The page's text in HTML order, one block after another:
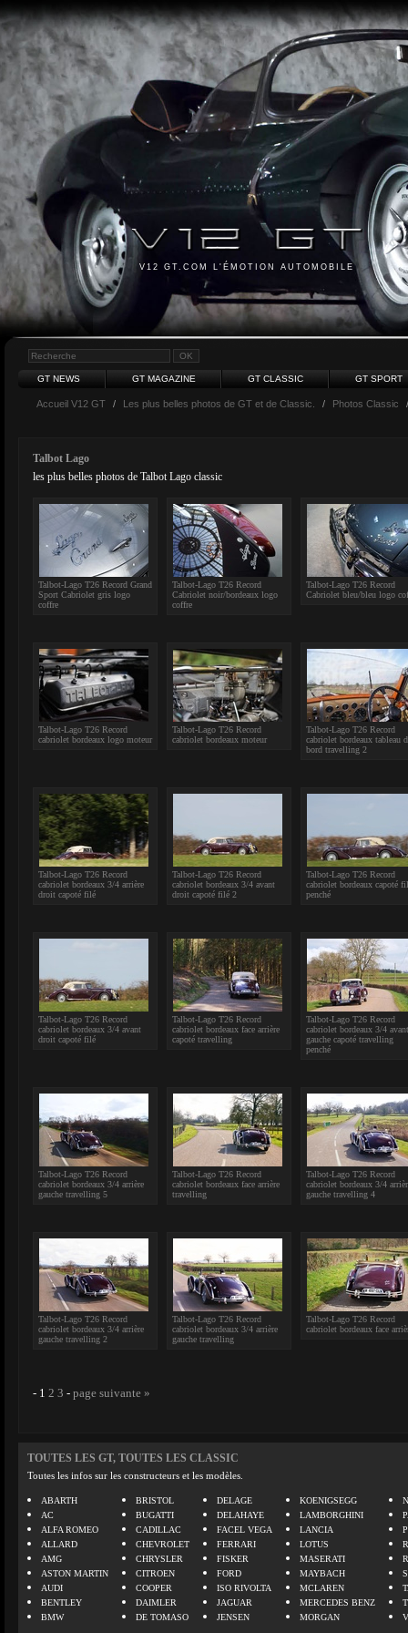
V12 GT.COM L'ÉMOTION AUTOMOBILE
GT NEWS GT MAGAZINE GT CLASSIC GT SPORT
Accueil V12 GT / Les plus belles photos de GT et de Classic. / Photos Classic
Talbot Lago
les plus belles photos de Talbot Lago classic
Talbot-Lago T26 Record Grand
Sport Cabriolet gris logo
coffre
Talbot-Lago T26 Record
Cabriolet noir/bordeaux logo
coffre
Talbot-Lago T26 Record
Cabriolet bleu/bleu logo
Talbot-Lago T26 Record
cabriolet bordeaux logo moteur
Talbot-Lago T26 Record
cabriolet bordeaux moteur
Talbot-Lago T26 Record
cabriolet bordeaux tableau
bord travelling 2
Talbot-Lago T26 Record
cabriolet bordeaux 3/4 arrière
droit capoté filé
Talbot-Lago T26 Record
cabriolet bordeaux 3/4 avant
droit capoté filé 2
Talbot-Lago T26 Record
cabriolet bordeaux capoté
penché
Talbot-Lago T26 Record
cabriolet bordeaux 3/4 avant
droit capoté filé
Talbot-Lago T26 Record
cabriolet bordeaux face arrière
capoté travelling
Talbot-Lago T26 Record
cabriolet bordeaux 3/4 avant
gauche capoté travelling
penché
Talbot-Lago T26 Record
cabriolet bordeaux 3/4 arrière
gauche travelling 5
Talbot-Lago T26 Record
cabriolet bordeaux face arrière
travelling
Talbot-Lago T26 Record
cabriolet bordeaux 3/4
gauche travelling 4
Talbot-Lago T26 Record
cabriolet bordeaux 3/4 arrière
gauche travelling 2
Talbot-Lago T26 Record
cabriolet bordeaux 3/4 arrière
gauche travelling
Talbot-Lago T26 Record
cabriolet bordeaux face
- 1 2 3 - page suivante »
TOUTES LES GT, TOUTES LES CLASSIC
Toutes les infos sur les constructeurs et les modèles.
ABARTH
AC
ALFA ROMEO
ALLARD
AMG
ASTON MARTIN
AUDI
BENTLEY
BMW
BRISTOL
BUGATTI
CADILLAC
CHEVROLET
CHRYSLER
CITROEN
COOPER
DAIMLER
DE TOMASO
DELAGE
DELAHAYE
FACEL VEGA
FERRARI
FISKER
FORD
ISO RIVOLTA
JAGUAR
JENSEN
KOENIGSEGG
LAMBORGHINI
LANCIA
LOTUS
MASERATI
MAYBACH
MCLAREN
MERCEDES BENZ
MORGAN